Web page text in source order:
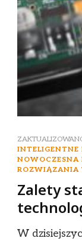
NOWOCZESNA
ROZWIĄZANIA
Zalety
W